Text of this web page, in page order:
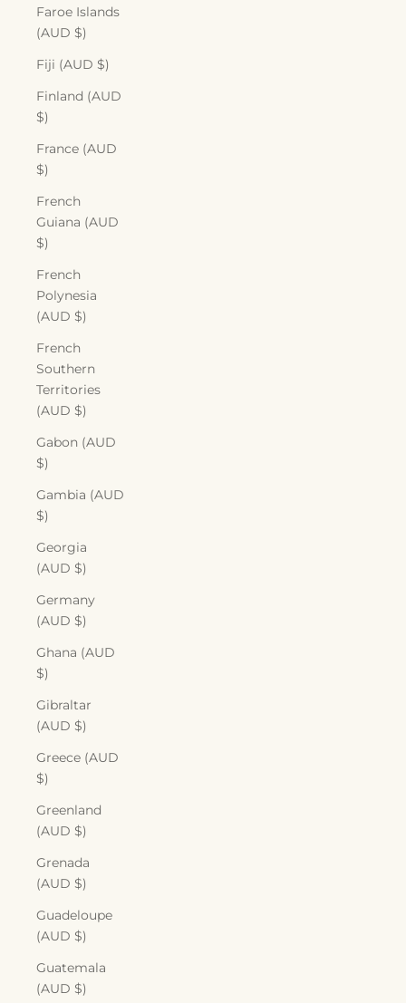
Faroe Islands
(AUD $)
Fiji (AUD $)
Finland (AUD
$)
France (AUD
$)
French
Guiana (AUD
$)
French
Polynesia
(AUD $)
French
Southern
Territories
(AUD $)
Gabon (AUD
$)
Gambia (AUD
$)
Georgia
(AUD $)
Germany
(AUD $)
Ghana (AUD
$)
Gibraltar
(AUD $)
Greece (AUD
$)
Greenland
(AUD $)
Grenada
(AUD $)
Guadeloupe
(AUD $)
Guatemala
(AUD $)